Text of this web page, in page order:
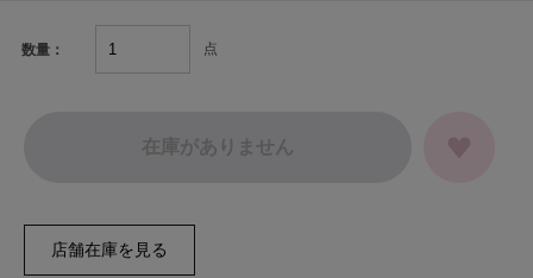
数量： 点
在庫がありません